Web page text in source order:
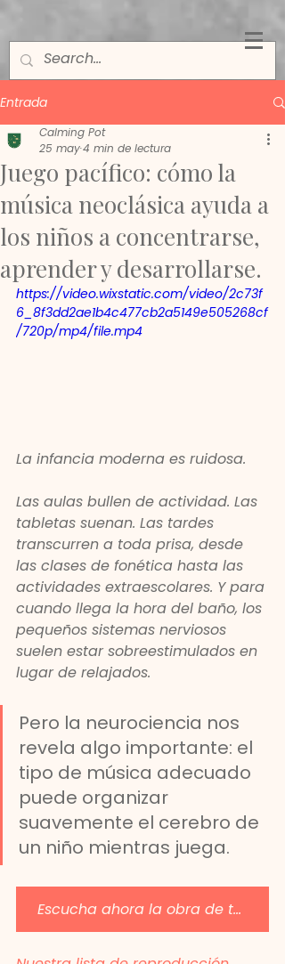
Entrada
Juego pacífico: cómo la
música neoclásica ayuda a
los niños a concentrarse,
aprender y desarrollarse.
Calming Pot
25 may4 min de lectura
https://video.wixstatic.com/video/2c73f
6_8f3dd2ae1b4c477cb2a5149e505268cf
/720p/mp4/file.mp4
La infancia moderna es ruidosa.
Las aulas bullen de actividad. Las
tabletas suenan. Las tardes
transcurren a toda prisa, desde
las clases de fonética hasta las
actividades extraescolares. Y para
cuando llega la hora del baño, los
pequeños sistemas nerviosos
suelen estar sobreestimulados en
lugar de relajados.
Pero la neurociencia nos
revela algo importante: el
tipo de música adecuado
puede organizar
suavemente el cerebro de
un niño mientras juega.
Escucha ahora la obra de teatro pacífica